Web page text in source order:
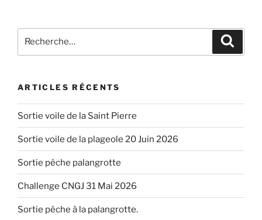
pour
ARTICLES RÉCENTS
Sortie voile de la Saint Pierre
Sortie voile de la plageole 20 Juin 2026
Sortie pêche palangrotte
Challenge CNGJ 31 Mai 2026
Sortie pêche à la palangrotte.